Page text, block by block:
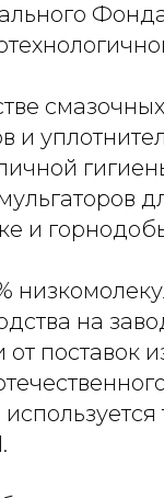
и
и
на
поставок